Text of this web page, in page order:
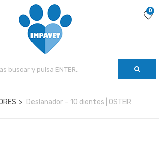
0
Deslanador – 10 dientes | OSTER